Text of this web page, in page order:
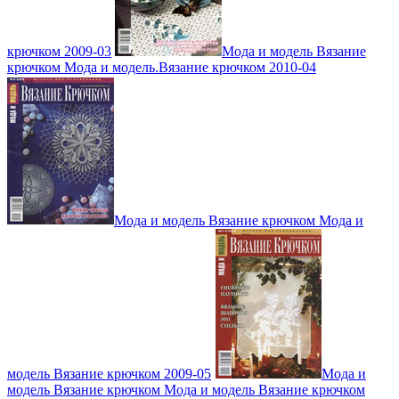
крючком 2009-03
Мода и модель Вязание
крючком Мода и модель.Вязание крючком 2010-04
Мода и модель Вязание крючком Мода и
модель Вязание крючком 2009-05
Мода и
модель Вязание крючком Мода и модель Вязание крючком